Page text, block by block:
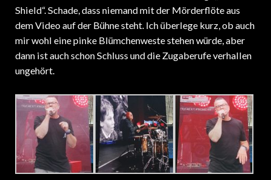
Shield“. Schade, dass niemand mit der Mörderflöte aus
dem Video auf der Bühne steht. Ich überlege kurz, ob auch
mir wohl eine pinke Blümchenweste stehen würde, aber
dann ist auch schon Schluss und die Zugaberufe verhallen
ungehört.